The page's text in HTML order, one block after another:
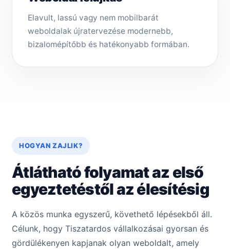
Elavult, lassú vagy nem mobilbarát
weboldalak újratervezése modernebb,
bizalomépítőbb és hatékonyabb formában.
HOGYAN ZAJLIK?
Átlátható folyamat az első
egyeztetéstől az élesítésig
A közös munka egyszerű, követhető lépésekből áll.
Célunk, hogy Tiszatar­dos vállalkozásai gyorsan és
gördülékenyen kapjanak olyan weboldalt, amely